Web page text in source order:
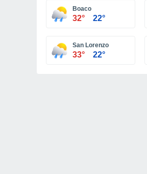
Boaco
32° 22°
San Lorenzo
33° 22°